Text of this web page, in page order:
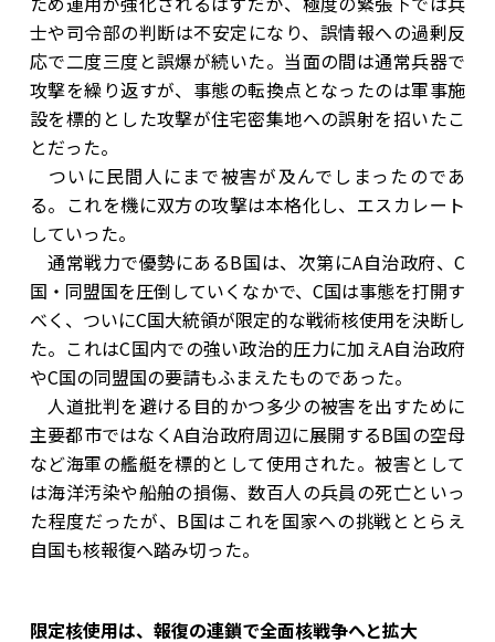
士や司令部の判断は不安定になり、誤情報への過剰反
応で二度三度と誤爆が続いた。当面の間は通常兵器で
攻撃を繰り返すが、事態の転換点となったのは軍事施
設を標的とした攻撃が住宅密集地への誤射を招いたこ
とだった。
ついに民間人にまで被害が及んでしまったのであ
る。これを機に双方の攻撃は本格化し、エスカレート
していった。
通常戦力で優勢にあるB国は、次第にA自治政府、C
国・同盟国を圧倒していくなかで、C国は事態を打開す
べく、ついにC国大統領が限定的な戦術核使用を決断し
た。これはC国内での強い政治的圧力に加えA自治政府
やC国の同盟国の要請もふまえたものであった。
人道批判を避ける目的かつ多少の被害を出すために
主要都市ではなくA自治政府周辺に展開するB国の空母
など海軍の艦艇を標的として使用された。被害として
は海洋汚染や船舶の損傷、数百人の兵員の死亡といっ
た程度だったが、B国はこれを国家への挑戦ととらえ
自国も核報復へ踏み切った。
限定核使用は、報復の連鎖で全面核戦争へと拡大